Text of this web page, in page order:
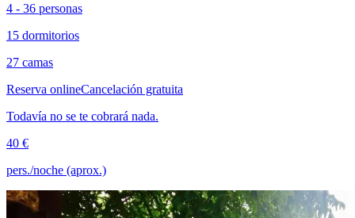
4 - 36 personas
15 dormitorios
27 camas
Reserva onlineCancelación gratuita
Todavía no se te cobrará nada.
40 €
pers./noche (aprox.)